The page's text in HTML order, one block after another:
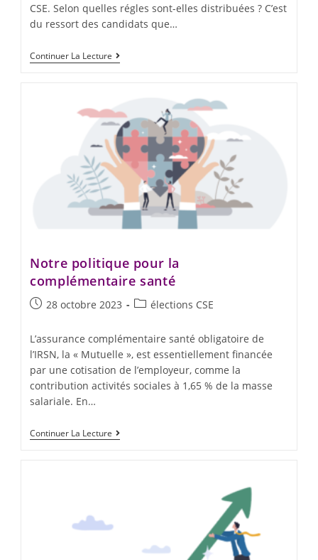
CSE. Selon quelles régles sont-elles distribuées ? C’est
du ressort des candidats que…
Continuer La Lecture
Notre politique pour la
complémentaire santé
28 octobre 2023 élections CSE
L’assurance complémentaire santé obligatoire de
l’IRSN, la « Mutuelle », est essentiellement financée
par une cotisation de l’employeur, comme la
contribution activités sociales à 1,65 % de la masse
salariale. En…
Continuer La Lecture